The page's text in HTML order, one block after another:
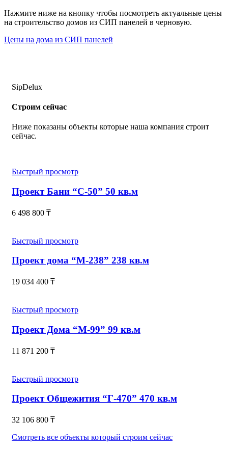
Нажмите ниже на кнопку чтобы посмотреть актуальные цены
на строительство домов из СИП панелей в черновую.
Цены на дома из СИП панелей
SipDelux
Строим сейчас
Ниже показаны объекты которые наша компания строит
сейчас.
Быстрый просмотр
Проект Бани “С-50” 50 кв.м
6 498 800 ₸
Быстрый просмотр
Проект дома “М-238” 238 кв.м
19 034 400 ₸
Быстрый просмотр
Проект Дома “М-99” 99 кв.м
11 871 200 ₸
Быстрый просмотр
Проект Общежития “Г-470” 470 кв.м
32 106 800 ₸
Смотреть все объекты который строим сейчас